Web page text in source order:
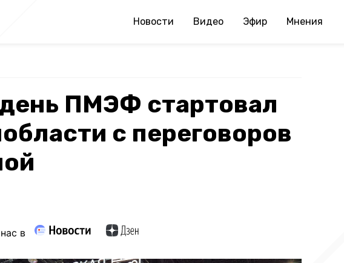
Новости Видео Эфир Мнения
ПМЭФ стартовал
с переговоров
в